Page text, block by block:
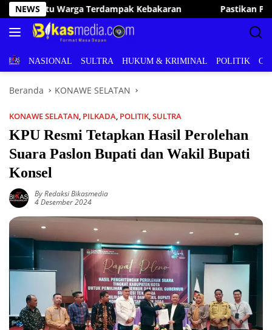
Langsung
ke
konten
NEWSPastikan Pelayanan Publik Optimal, Irham Kalenggo
BERITANASIONAL SULTRA HUKUM & KRIMINAL POLITIK
Beranda KONAWE SELATAN
KONAWE SELATAN, PILKADA, POLITIK,SULTRA
KPU Resmi Tetapkan Hasil Perolehan
Suara Paslon Bupati dan Wakil Bupati
Konsel
By Redaksi Bikasmedia
4 Desember 2024